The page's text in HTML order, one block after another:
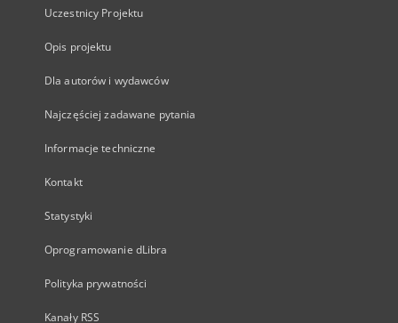
Uczestnicy Projektu
Opis projektu
Dla autorów i wydawców
Najczęściej zadawane pytania
Informacje techniczne
Kontakt
Statystyki
Oprogramowanie dLibra
Polityka prywatności
Kanały RSS